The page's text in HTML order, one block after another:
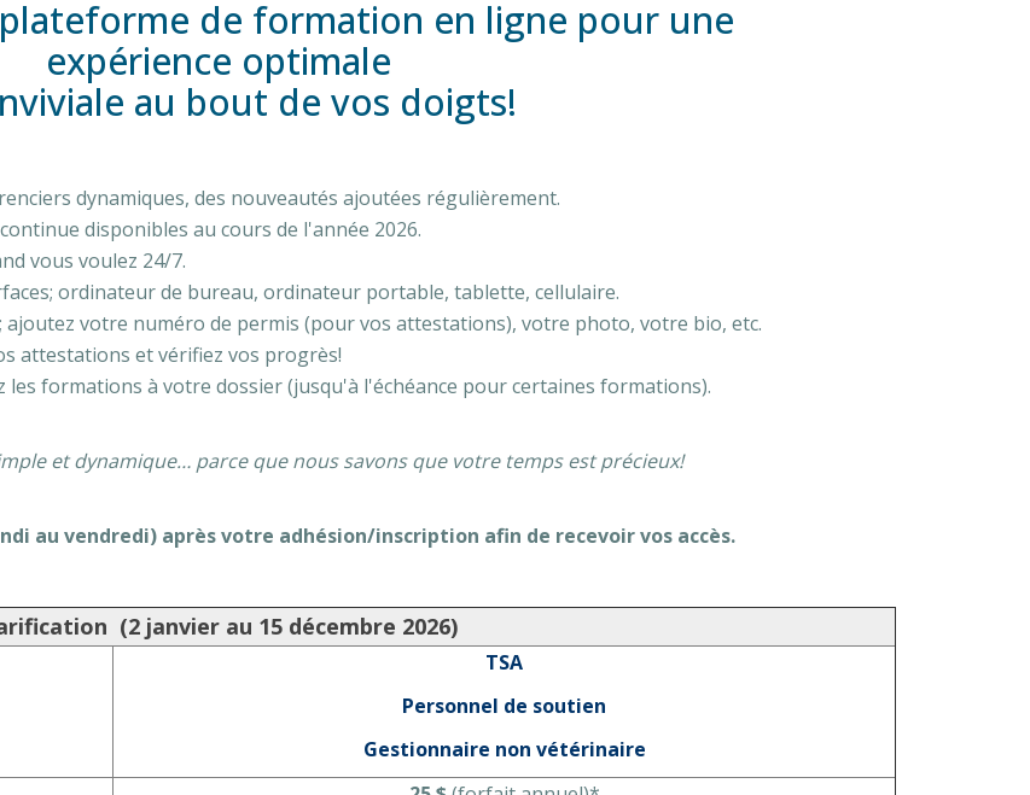
de formation en ligne pour une
expérience optimale
au bout de vos doigts!
dynamiques, des nouveautés ajoutées régulièrement.
disponibles au cours de l'année 2026.
vous voulez 24/7.
ordinateur de bureau, ordinateur portable, tablette, cellulaire.
votre numéro de permis (pour vos attestations), votre photo, votre bio, etc.
attestations et vérifiez vos progrès!
les formations à votre dossier (jusqu'à l'échéance pour certaines formations).
et dynamique… parce que nous savons que votre temps est précieux!
au vendredi) après votre adhésion/inscription afin de recevoir vos accès.
(2 janvier au 15 décembre 2026)
TSA
Personnel de soutien
Gestionnaire non vétérinaire